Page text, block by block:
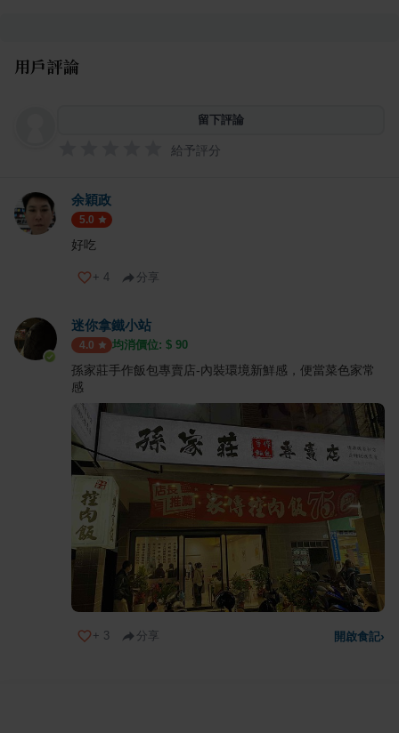
用戶評論
留下評論
給予評分
余穎政
5.0
好吃
+ 4 分享
迷你拿鐵小站
4.0 均消價位: $ 90
孫家莊手作飯包專賣店-內裝環境新鮮感，便當菜色家常
感
+ 3 分享 開啟食記›